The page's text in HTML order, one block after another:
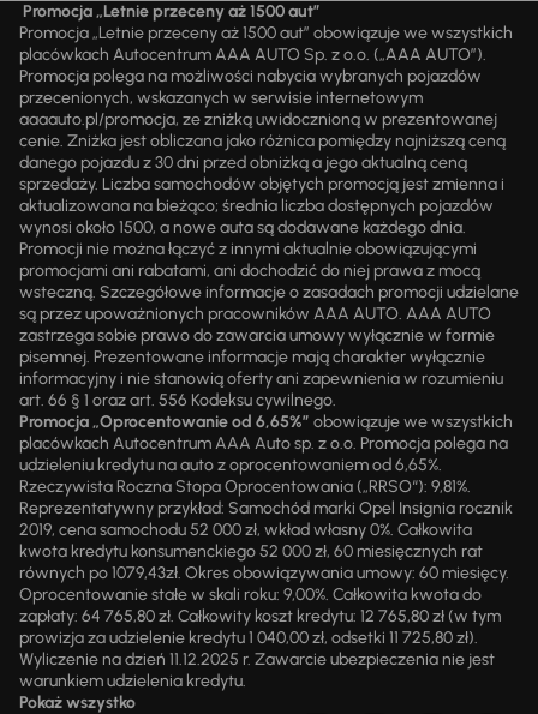
Promocja „Letnie przeceny aż 1500 aut”
Promocja „Letnie przeceny aż 1500 aut” obowiązuje we wszystkich
placówkach Autocentrum AAA AUTO Sp. z o.o. („AAA AUTO”).
Promocja polega na możliwości nabycia wybranych pojazdów
przecenionych, wskazanych w serwisie internetowym
aaaauto.pl/promocja, ze zniżką uwidocznioną w prezentowanej
cenie. Zniżka jest obliczana jako różnica pomiędzy najniższą ceną
danego pojazdu z 30 dni przed obniżką a jego aktualną ceną
sprzedaży. Liczba samochodów objętych promocją jest zmienna i
aktualizowana na bieżąco; średnia liczba dostępnych pojazdów
wynosi około 1500, a nowe auta są dodawane każdego dnia.
Promocji nie można łączyć z innymi aktualnie obowiązującymi
promocjami ani rabatami, ani dochodzić do niej prawa z mocą
wsteczną. Szczegółowe informacje o zasadach promocji udzielane
są przez upoważnionych pracowników AAA AUTO. AAA AUTO
zastrzega sobie prawo do zawarcia umowy wyłącznie w formie
pisemnej. Prezentowane informacje mają charakter wyłącznie
informacyjny i nie stanowią oferty ani zapewnienia w rozumieniu
art. 66 § 1 oraz art. 556 Kodeksu cywilnego.
Promocja „Oprocentowanie od 6,65%” obowiązuje we wszystkich
placówkach Autocentrum AAA Auto sp. z o.o. Promocja polega na
udzieleniu kredytu na auto z oprocentowaniem od 6,65%.
Rzeczywista Roczna Stopa Oprocentowania („RRSO“): 9,81%.
Reprezentatywny przykład: Samochód marki Opel Insignia rocznik
2019, cena samochodu 52 000 zł, wkład własny 0%. Całkowita
kwota kredytu konsumenckiego 52 000 zł, 60 miesięcznych rat
równych po 1079,43zł. Okres obowiązywania umowy: 60 miesięcy.
Oprocentowanie stałe w skali roku: 9,00%. Całkowita kwota do
zapłaty: 64 765,80 zł. Całkowity koszt kredytu: 12 765,80 zł (w tym
prowizja za udzielenie kredytu 1 040,00 zł, odsetki 11 725,80 zł).
Wyliczenie na dzień 11.12.2025 r. Zawarcie ubezpieczenia nie jest
warunkiem udzielenia kredytu.
Pokaż wszystko